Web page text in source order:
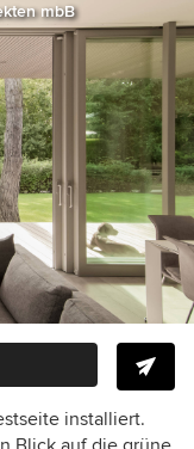
mbB
installiert.